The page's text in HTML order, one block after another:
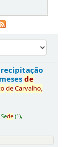
de
deCarvalho,
de (1),